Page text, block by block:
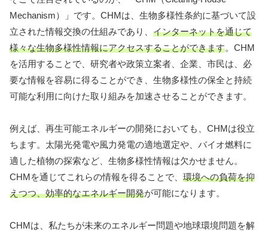
Mechanism）」です。CHMは、生物多様性条約に基づいて設
立された情報交換の仕組みであり、 インターネットを通じて
様々な生物多様性情報にアクセスすることができます。CHM
を活用することで、研究者や政策立案者、企業、市民は、必
要な情報を容易に得ることができ、生物多様性の保全と持続
可能な利用に向けた取り組みを加速させることができます。
例えば、再生可能エネルギーの開発においても、CHMは役立
ちます。太陽光発電や風力発電の適地選定や、バイオ燃料に
適した植物の探索など、生物多様性情報は欠かせません。
CHMを通じてこれらの情報を得ることで、 環境への負荷を抑
えつつ、効率的なエネルギー開発が可能になります。
CHMは、私たちが未来のエネルギー問題や地球環境問題を解